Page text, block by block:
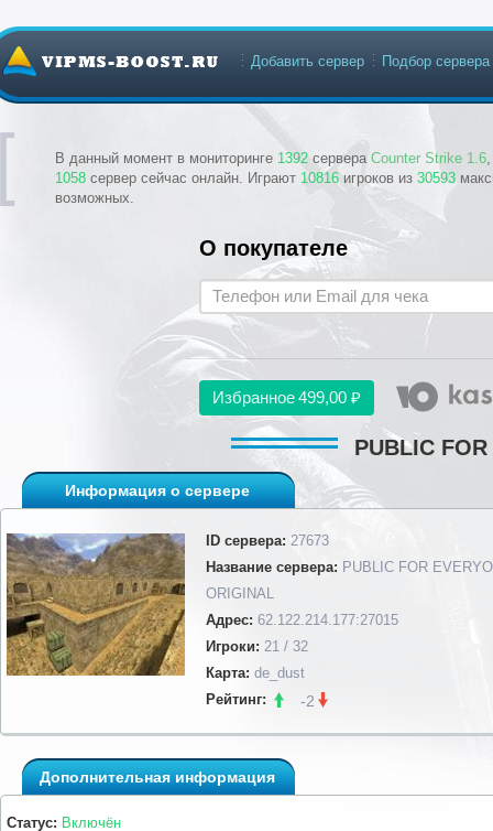
В данный момент в мониторинге 1392 сервера Counter Strike 1.6
1058 сервер сейчас онлайн. Играют 10816 игроков из 30593
возможных.
Добавить сервер Подбор сервера
О покупателе
Избранное499,00 ₽
PUBLIC
Информация о сервере
ID сервера: 27673
Название сервера: PUBLIC FOR
ORIGINAL
Адрес: 62.122.214.177:27015
Игроки: 21 / 32
Карта: de_dust
Рейтинг:
-2
Дополнительная информация
Статус: Включён